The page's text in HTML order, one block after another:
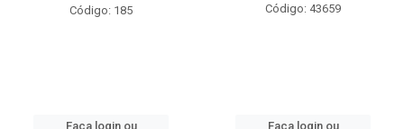
Código: 185
Faça login ou
Código: 43659
Faça login ou